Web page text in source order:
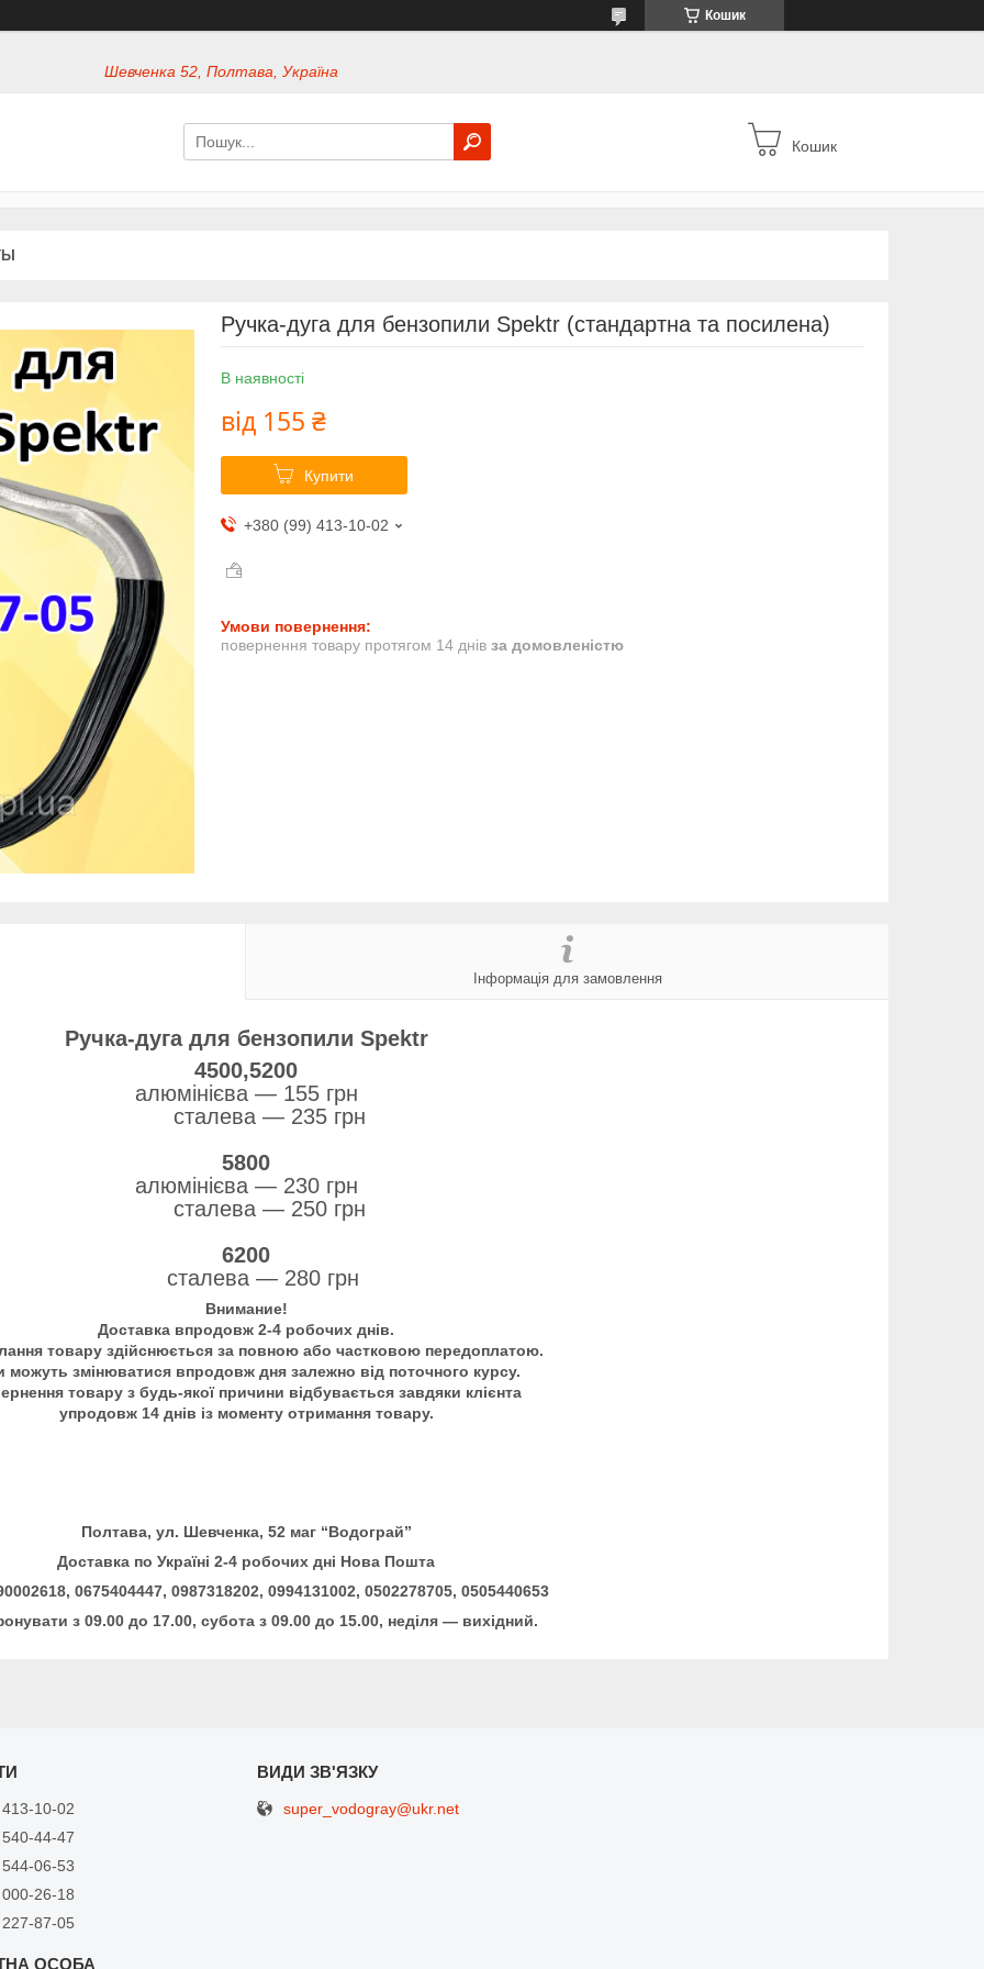
Кошик
Шевченка 52, Полтава, Україна
Кошик
Ручка-дуга для бензопили Spektr (стандартна та посилена)
В наявності
від 155 ₴
Купити
+380 (99) 413-10-02
повернення товару протягом 14 днів за домовленістю
Інформація для замовлення
Ручка-дуга для бензопили Spektr
4500,5200
алюмінієва — 155 грн
сталева — 235 грн
5800
алюмінієва — 230 грн
сталева — 250 грн
6200
сталева — 280 грн
Внимание!
Доставка впродовж 2-4 робочих днів.
товару здійснюється за повною або частковою передоплатою.
можуть змінюватися впродовж дня залежно від поточного курсу.
товару з будь-якої причини відбувається завдяки клієнта
упродовж 14 днів із моменту отримання товару.
Полтава, ул. Шевченка, 52 маг “Водограй”
Доставка по Україні 2-4 робочих дні Нова Пошта
0675404447, 0987318202, 0994131002, 0502278705, 0505440653
з 09.00 до 17.00, субота з 09.00 до 15.00, неділя — вихідний.
10-02
44-47
06-53
26-18
87-05
super_vodogray@ukr.net